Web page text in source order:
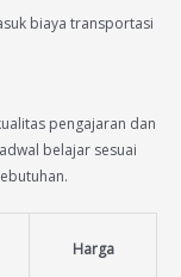
biaya transportasi
pengajaran dan
belajar sesuai
Harga